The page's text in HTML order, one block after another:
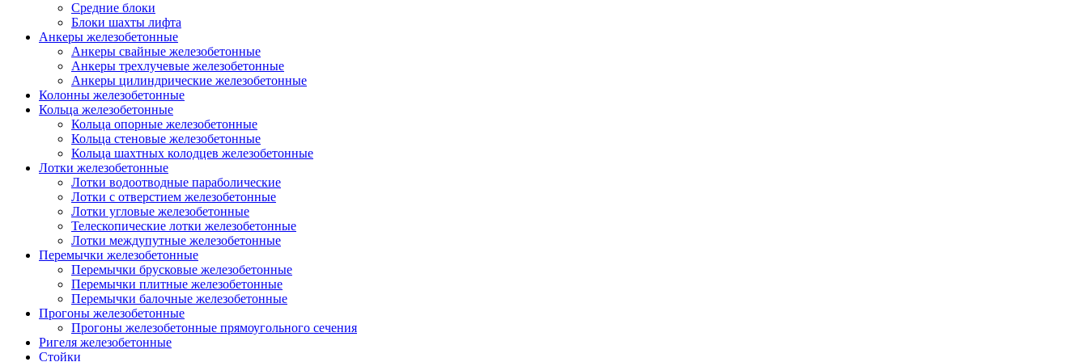
Средние блоки
Блоки шахты лифта
Анкеры железобетонные
Анкеры свайные железобетонные
Анкеры трехлучевые железобетонные
Анкеры цилиндрические железобетонные
Колонны железобетонные
Кольца железобетонные
Кольца опорные железобетонные
Кольца стеновые железобетонные
Кольца шахтных колодцев железобетонные
Лотки железобетонные
Лотки водоотводные параболические
Лотки с отверстием железобетонные
Лотки угловые железобетонные
Телескопические лотки железобетонные
Лотки междупутные железобетонные
Перемычки железобетонные
Перемычки брусковые железобетонные
Перемычки плитные железобетонные
Перемычки балочные железобетонные
Прогоны железобетонные
Прогоны железобетонные прямоугольного сечения
Ригеля железобетонные
Стойки